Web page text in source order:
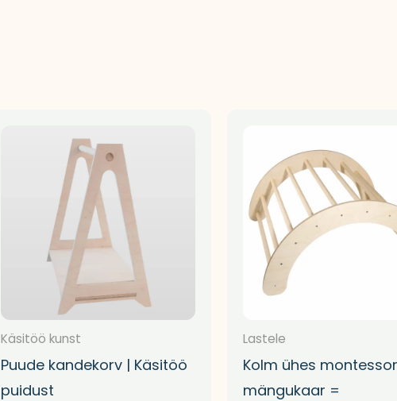
Käsitöö kunst
Puude kandekorv | Käsitöö
puidust
Lastele
Kolm ühes
mängukaar =